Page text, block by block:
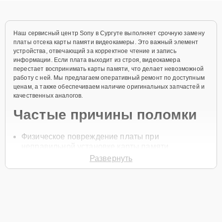
Наш сервисный центр Sony в Сургуте выполняет срочную замену
платы отсека карты памяти видеокамеры. Это важный элемент
устройства, отвечающий за корректное чтение и запись
информации. Если плата выходит из строя, видеокамера
перестает воспринимать карты памяти, что делает невозможной
работу с ней. Мы предлагаем оперативный ремонт по доступным
ценам, а также обеспечиваем наличие оригинальных запчастей и
качественных аналогов.
Частые причины поломки
Физическое повреждение платы при
Износ контактов платыРазвернуть